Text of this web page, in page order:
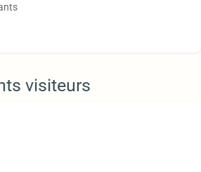
visiteurs